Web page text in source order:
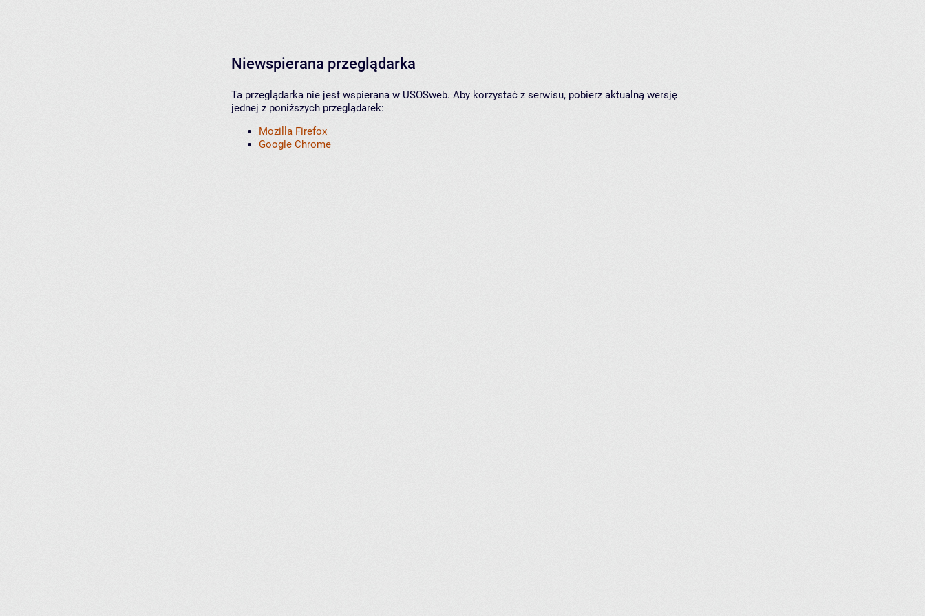
Niewspierana przeglądarka
Ta przeglądarka nie jest wspierana w USOSweb. Aby korzystać z serwisu, pobierz aktualną wersję
jednej z poniższych przeglądarek:
Mozilla Firefox
Google Chrome